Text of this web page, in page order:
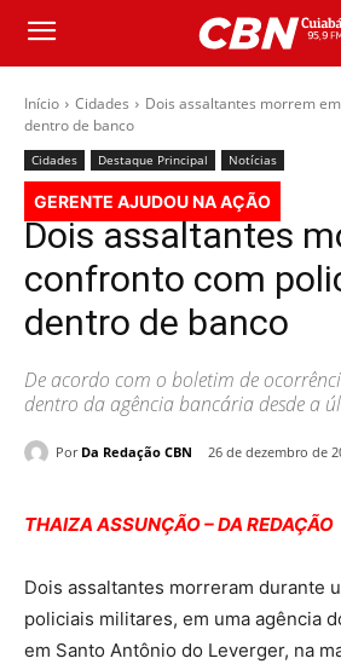
Início Cidades
Dois assaltantes morrem
dentro de banco
Cidades Destaque Principal Notícias
GERENTE AJUDOU NA AÇÃO
Dois assaltantes
confronto com
dentro de banco
De acordo com o boletim de
dentro da agência bancária desde a
Por Da Redação CBN 26 de dezembro de
THAIZA ASSUNÇÃO – DA REDAÇÃO
Dois assaltantes morreram durante
policiais militares, em uma agência
em Santo Antônio do Leverger, na